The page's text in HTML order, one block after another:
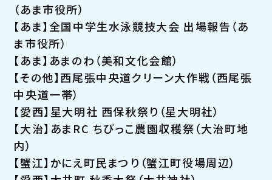
（あま市役所）
【あま】全国中学生水泳競技大会 出場報告（あ
ま市役所）
【あま】あまのわ（美和文化会館）
【その他】西尾張中央道クリーン大作戦（西尾張
中央道一帯）
【愛西】星大明社 西保秋祭り（星大明社）
【大治】あまRC ちびっこ農園収穫祭（大治町地
内）
【蟹江】かにえ町民まつり（蟹江町役場周辺）